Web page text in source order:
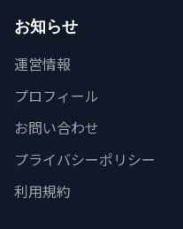
お知らせ
運営情報
プロフィール
お問い合わせ
プライバシーポリシー
利用規約